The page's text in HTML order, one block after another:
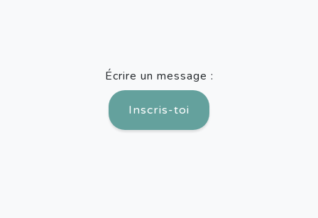
Écrire un message :
Inscris-toi